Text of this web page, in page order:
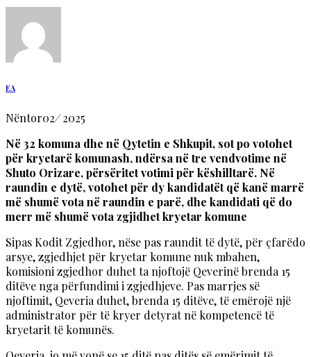
EA
Nëntor02/2025
Në 32 komuna dhe në Qytetin e Shkupit, sot po votohet
për kryetarë komunash, ndërsa në tre vendvotime në
Shuto Orizare, përsëritet votimi për këshilltarë. Në
raundin e dytë, votohet për dy kandidatët që kanë marrë
më shumë vota në raundin e parë, dhe kandidati që do
merr më shumë vota zgjidhet kryetar komune
Sipas Kodit Zgjedhor, nëse pas raundit të dytë, për çfarëdo
arsye, zgjedhjet për kryetar komune nuk mbahen,
komisioni zgjedhor duhet ta njoftojë Qeverinë brenda 15
ditëve nga përfundimi i zgjedhjeve. Pas marrjes së
njoftimit, Qeveria duhet, brenda 15 ditëve, të emërojë një
administrator për të kryer detyrat në kompetencë të
kryetarit të komunës.